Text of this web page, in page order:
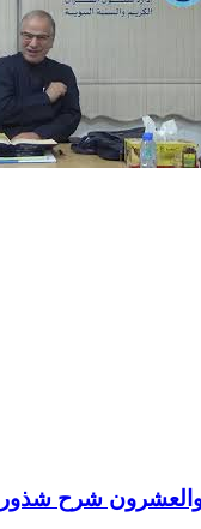
والعشرون شرح